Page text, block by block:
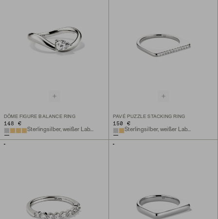
DÔME FIGURE BALANCE RING
148 €
Sterlingsilber, weißer Lab-Grown Saphir
PAVÉ PUZZLE STACKING RING
150 €
Sterlingsilber, weißer Lab-Grown Saphir